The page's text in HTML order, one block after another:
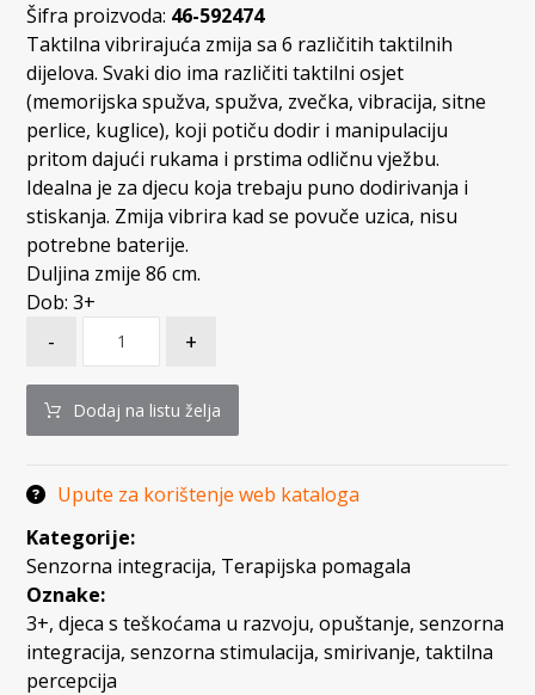
Šifra proizvoda: 46-592474
Taktilna vibrirajuća zmija sa 6 različitih taktilnih
dijelova. Svaki dio ima različiti taktilni osjet
(memorijska spužva, spužva, zvečka, vibracija, sitne
perlice, kuglice), koji potiču dodir i manipulaciju
pritom dajući rukama i prstima odličnu vježbu.
Idealna je za djecu koja trebaju puno dodirivanja i
stiskanja. Zmija vibrira kad se povuče uzica, nisu
potrebne baterije.
Duljina zmije 86 cm.
Dob: 3+
- +
Dodaj na listu želja
Upute za korištenje web kataloga
Kategorije:
Senzorna integracija, Terapijska pomagala
Oznake:
3+,djeca s teškoćama u razvoju,opuštanje,senzorna
integracija,senzorna stimulacija,smirivanje,taktilna
percepcija